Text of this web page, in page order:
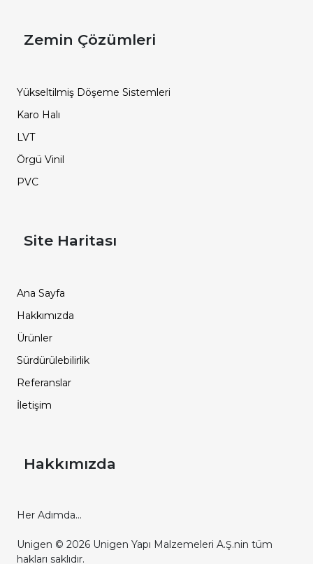
Zemin Çözümleri
Yükseltilmiş Döşeme Sistemleri
Karo Halı
LVT
Örgü Vinil
PVC
Site Haritası
Ana Sayfa
Hakkımızda
Ürünler
Sürdürülebilirlik
Referanslar
İletişim
Hakkımızda
Her Adımda...
Unigen © 2026 Unigen Yapı Malzemeleri A.Ş.nin tüm
hakları saklıdır.